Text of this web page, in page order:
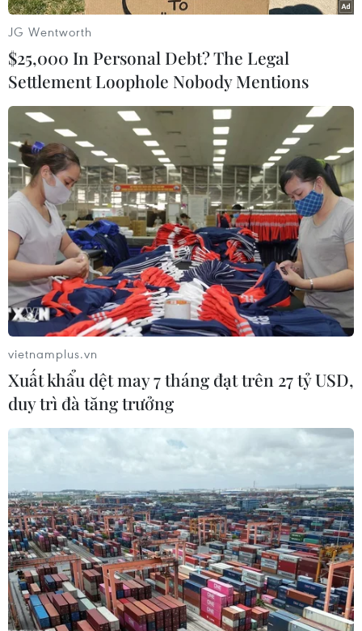
EC hối thúc Facebook, Google, Twitter
quyết liệt hơn chống lại tin giả
29/10/2019 22:57
Ủy ban châu Âu (EC) đã hối thúc Facebook, Google và
Twitter phải làm nhiều hơn để giải quyết vấn đề tin tức
giả mạo hoặc đối mặt với hành động pháp lý.
JG Wentworth
$25,000 In Personal Debt? The Legal
Settlement Loophole Nobody Mentions
vietnamplus.vn
Xuất khẩu dệt may 7 tháng đạt trên 27 tỷ USD,
duy trì đà tăng trưởng